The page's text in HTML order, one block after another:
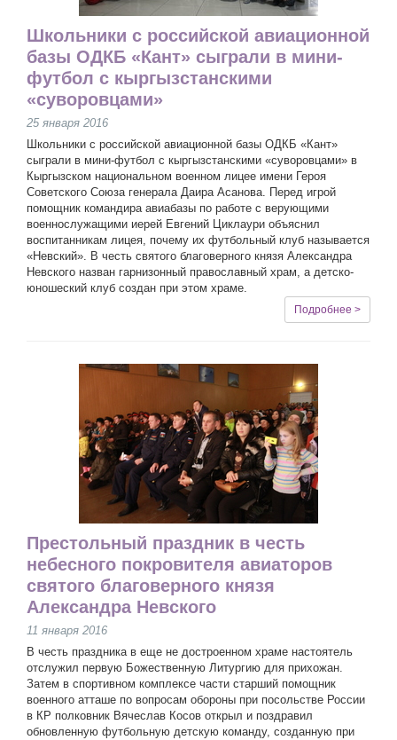
Школьники с российской авиационной
базы ОДКБ «Кант» сыграли в мини-
футбол с кыргызстанскими
«суворовцами»
25 января 2016
Школьники с российской авиационной базы ОДКБ «Кант»
сыграли в мини-футбол с кыргызстанскими «суворовцами» в
Кыргызском национальном военном лицее имени Героя
Советского Союза генерала Даира Асанова. Перед игрой
помощник командира авиабазы по работе с верующими
военнослужащими иерей Евгений Циклаури объяснил
воспитанникам лицея, почему их футбольный клуб называется
«Невский». В честь святого благоверного князя Александра
Невского назван гарнизонный православный храм, а детско-
юношеский клуб создан при этом храме.
Подробнее >
Престольный праздник в честь
небесного покровителя авиаторов
святого благоверного князя
Александра Невского
11 января 2016
В честь праздника в еще не достроенном храме настоятель
отслужил первую Божественную Литургию для прихожан.
Затем в спортивном комплексе части старший помощник
военного атташе по вопросам обороны при посольстве России
в КР полковник Вячеслав Косов открыл и поздравил
обновленную футбольную детскую команду, созданную при